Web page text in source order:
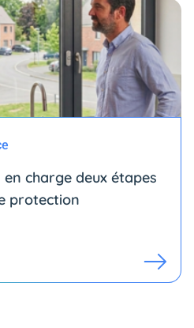
charge deux étapes
protection